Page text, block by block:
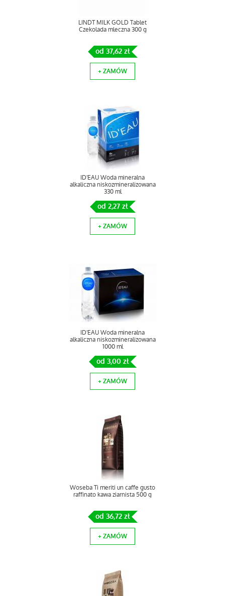
LINDT MILK GOLD Tablet
Czekolada mleczna 300 g
od 37,62 zł
+ ZAMÓW
ID'EAU Woda mineralna
alkaliczna niskozmineralizowana
330 ml
od 2,27 zł
+ ZAMÓW
ID'EAU Woda mineralna
alkaliczna niskozmineralizowana
1000 ml
od 3,00 zł
+ ZAMÓW
Woseba Ti meriti un caffe gusto
raffinato kawa ziarnista 500 g
od 36,72 zł
+ ZAMÓW